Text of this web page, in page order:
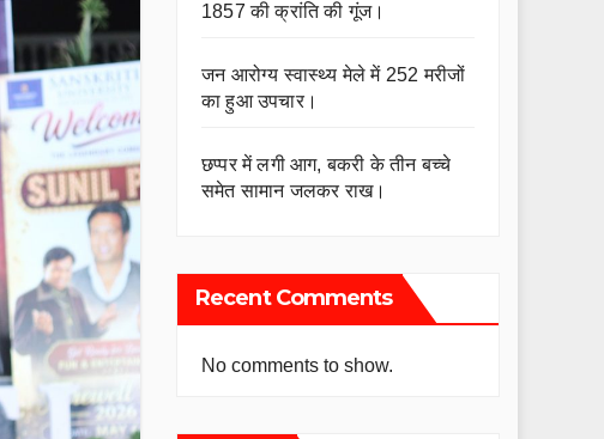
1857 की क्रांति की गूंज।
जन आरोग्य स्वास्थ्य मेले में 252 मरीजों
का हुआ उपचार।
छप्पर में लगी आग, बकरी के तीन बच्चे
समेत सामान जलकर राख।
Recent Comments
No comments to show.